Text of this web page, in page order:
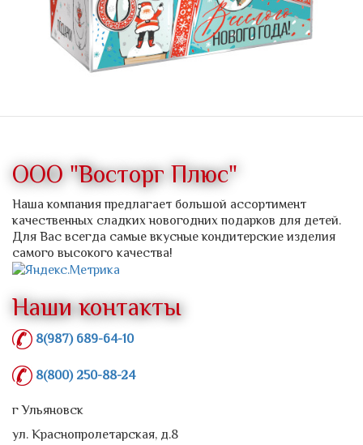
ООО "Восторг Плюс"
Наша компания предлагает большой ассортимент
качественных сладких новогодних подарков для детей.
Для Вас всегда самые вкусные кондитерские изделия
самого высокого качества!
Наши контакты
8(987) 689-64-10
8(800) 250-88-24
г Ульяновск
ул. Краснопролетарская, д.8